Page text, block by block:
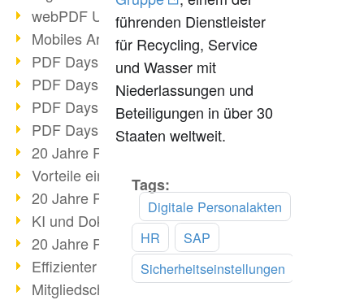
webPDF Update 8.0.0.2531
Mobiles Arbeiten mit PDF
PDF Days 2022 Themenblock 3
PDF Days 2022 Themenblock 2
PDF Days 2022 Themenblock 1
PDF Days Europe 2022
20 Jahre PDF/X (Teil 3)
Vorteile einer PDF-Businesslösung
20 Jahre PDF/X (Teil 2)
KI und Dokumenten-Management
20 Jahre PDF/X (Teil 1)
Effizienter Dokumenten Workflow
Mitgliedschaft PDF Association
führenden Dienstleister
für Recycling, Service
und Wasser mit
Niederlassungen und
Beteiligungen in über 30
Staaten weltweit.
Tags:
Digitale Personalakten
HR
SAP
Sicherheitseinstellungen